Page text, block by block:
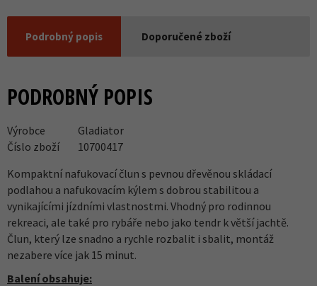
Podrobný popis Doporučené zboží
PODROBNÝ POPIS
Výrobce
Gladiator
Číslo zboží
10700417
Kompaktní nafukovací člun s pevnou dřevěnou skládací
podlahou a nafukovacím kýlem s dobrou stabilitou a
vynikajícími jízdními vlastnostmi. Vhodný pro rodinnou
rekreaci, ale také pro rybáře nebo jako tendr k větší jachtě.
Člun, který lze snadno a rychle rozbalit i sbalit, montáž
nezabere více jak 15 minut.
Balení obsahuje: